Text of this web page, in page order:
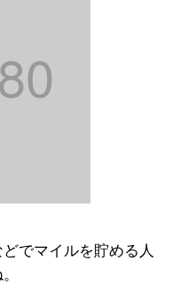
でマイルを貯める人